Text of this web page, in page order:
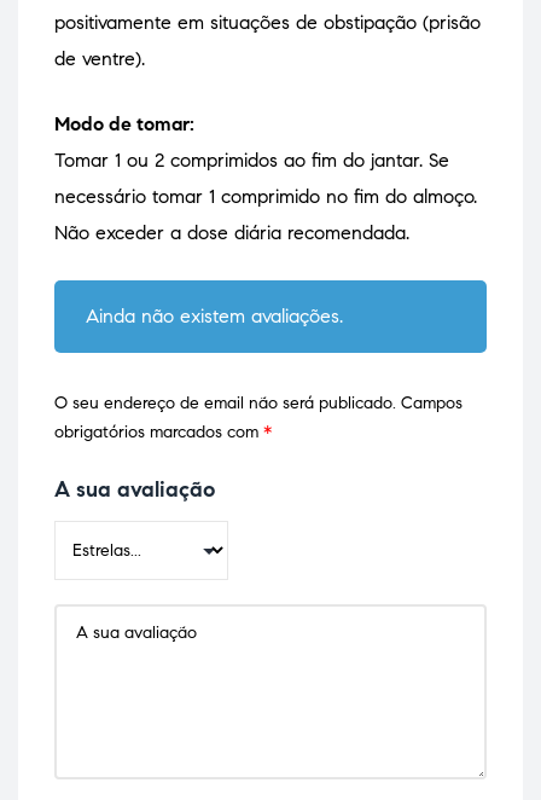
positivamente em situações de obstipação (prisão
de ventre).
Modo de tomar:
Tomar 1 ou 2 comprimidos ao fim do jantar. Se
necessário tomar 1 comprimido no fim do almoço.
Não exceder a dose diária recomendada.
Ainda não existem avaliações.
O seu endereço de email não será publicado. Campos
obrigatórios marcados com *
A sua avaliação